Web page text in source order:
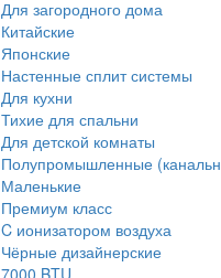
Для загородного дома
Китайские
Японские
Настенные сплит системы
Для кухни
Тихие для спальни
Для детской комнаты
Полупромышленные
Маленькие
Премиум класс
C ионизатором воздуха
Чёрные дизайнерские